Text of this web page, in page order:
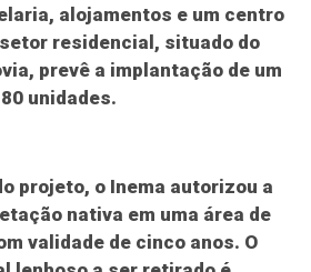
alojamentos e um centro
residencial, situado do
prevê a implantação de um
unidades.
projeto, o Inema autorizou a
nativa em uma área de
validade de cinco anos. O